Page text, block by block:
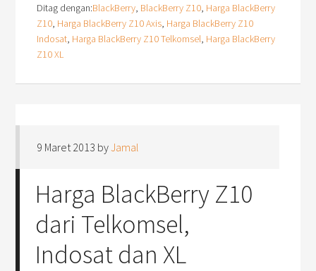
Ditag dengan:BlackBerry, BlackBerry Z10, Harga BlackBerry
Z10, Harga BlackBerry Z10 Axis, Harga BlackBerry Z10
Indosat, Harga BlackBerry Z10 Telkomsel, Harga BlackBerry
Z10 XL
9 Maret 2013 byJamal
Harga BlackBerry Z10
dari Telkomsel,
Indosat dan XL